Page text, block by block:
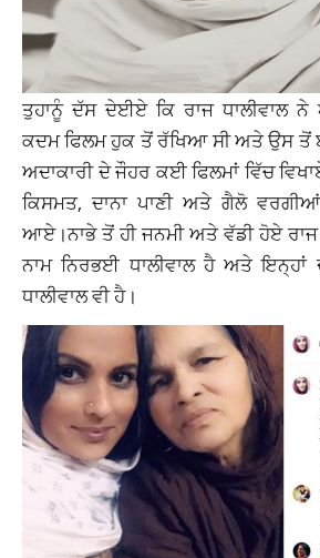
ਤੁਹਾਨੂੰ ਦੱਸ ਦੇਈਏ ਕਿ ਰਾਜ ਧਾਲੀਵਾਲ ਨੇ
ਕਦਮ ਫਿਲਮ ਹੁਕ ਤੋਂ ਰੱਖਿਆ ਸੀ ਅਤੇ ਉਸ ਤੋਂ
ਅਦਾਕਾਰੀ ਦੇ ਜੌਹਰ ਕਈ ਫਿਲਮਾਂ ਵਿੱਚ
ਕਿਸਮਤ, ਦਾਨਾ ਪਾਣੀ ਅਤੇ ਗੈਲੋ
ਆਏ।ਨਾਭੇ ਤੋਂ ਹੀ ਜਨਮੀ ਅਤੇ ਵੱਡੀ ਹੋਏ ਰਾਜ
ਨਾਮ ਨਿਰਭਈ ਧਾਲੀਵਾਲ ਹੈ ਅਤੇ
ਧਾਲੀਵਾਲ ਵੀ ਹੈ।